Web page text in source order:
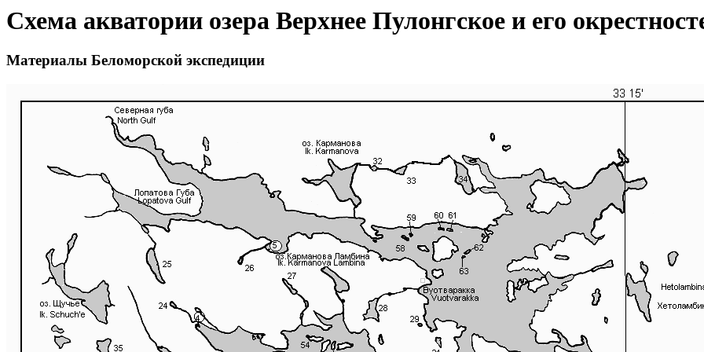
Схема акватории озера Верхнее Пулонгское и его
Материалы Беломорской экспедиции